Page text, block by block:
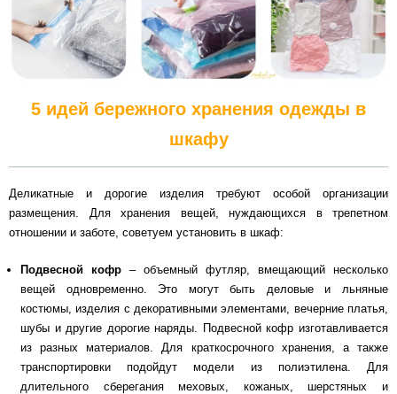
5 идей бережного хранения одежды в
шкафу
Деликатные и дорогие изделия требуют особой организации
размещения. Для хранения вещей, нуждающихся в трепетном
отношении и заботе, советуем установить в шкаф:
Подвесной кофр – объемный футляр, вмещающий несколько
вещей одновременно. Это могут быть деловые и льняные
костюмы, изделия с декоративными элементами, вечерние платья,
шубы и другие дорогие наряды. Подвесной кофр изготавливается
из разных материалов. Для краткосрочного хранения, а также
транспортировки подойдут модели из полиэтилена. Для
длительного сберегания меховых, кожаных, шерстяных и